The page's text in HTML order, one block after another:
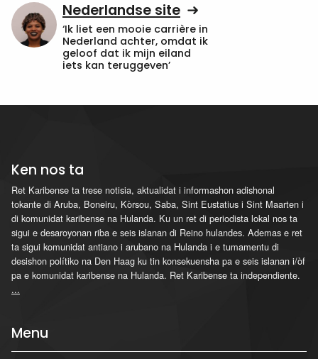
Nederlandse site
‘Ik liet een mooie carrière in
Nederland achter, omdat ik
geloof dat ik mijn eiland
iets kan teruggeven’
Ken nos ta
Ret Karibense ta trese notisia, aktualidat i informashon adishonal
tokante di Aruba, Boneiru, Kòrsou, Saba, Sint Eustatius i Sint Maarten i
di komunidat karibense na Hulanda. Ku un ret di periodista lokal nos ta
sigui e desaroyonan riba e seis islanan di Reino hulandes. Ademas e ret
ta sigui komunidat antiano i arubano na Hulanda i e tumamentu di
desishon polítiko na Den Haag ku tin konsekuensha pa e seis islanan i/òf
pa e komunidat karibense na Hulanda. Ret Karibense ta independiente.
...
Menu